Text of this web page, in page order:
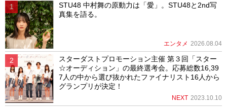
STU48 中村舞の原動力は「愛」。STU48と2nd写
真集を語る。
エンタメ 2026.08.04
スターダストプロモーション主催 第３回「スター
☆オーディション」の最終選考会。応募総数16,39
7人の中から選び抜かれたファイナリスト16人から
グランプリが決定！
NEXT 2023.10.10